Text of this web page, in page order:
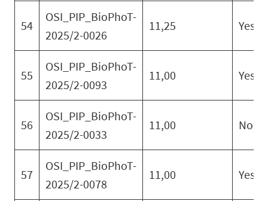
54
OSI_PIP_BioPhoT-
2025/2-0026
11,25 Yes
55
OSI_PIP_BioPhoT-
2025/2-0093
11,00 Yes
56
OSI_PIP_BioPhoT-
2025/2-0033
11,00 No
57
OSI_PIP_BioPhoT-
2025/2-0078
11,00 Yes